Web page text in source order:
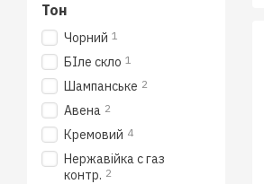
Тон
Чорний 1
БIле скло 1
Шампанське 2
Авена 2
Кремовий 4
Нержавiйка с газ
контр. 2